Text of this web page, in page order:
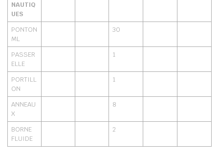
NAUTIQ
UES
PONTON
ML
30
PASSER
ELLE
1
PORTILL
ON
1
ANNEAU
X
8
BORNE
FLUIDE
2